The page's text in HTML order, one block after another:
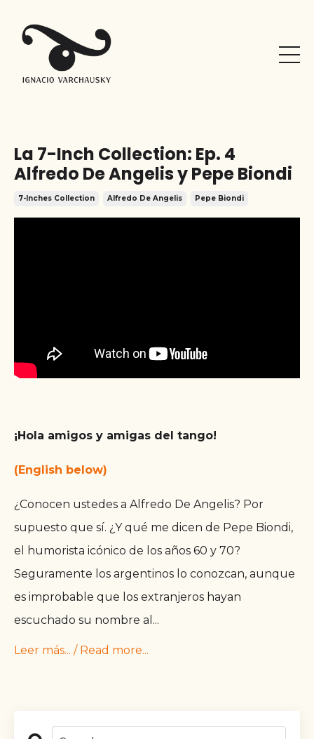
La 7-Inch Collection: Ep. 4
Alfredo De Angelis y Pepe Biondi
7-Inches Collection Alfredo De Angelis Pepe Biondi
¡Hola amigos y amigas del tango!
(English below)
¿Conocen ustedes a Alfredo De Angelis? Por
supuesto que sí. ¿Y qué me dicen de Pepe Biondi,
el humorista icónico de los años 60 y 70?
Seguramente los argentinos lo conozcan, aunque
es improbable que los extranjeros hayan
escuchado su nombre al ...
Leer más... / Read more...